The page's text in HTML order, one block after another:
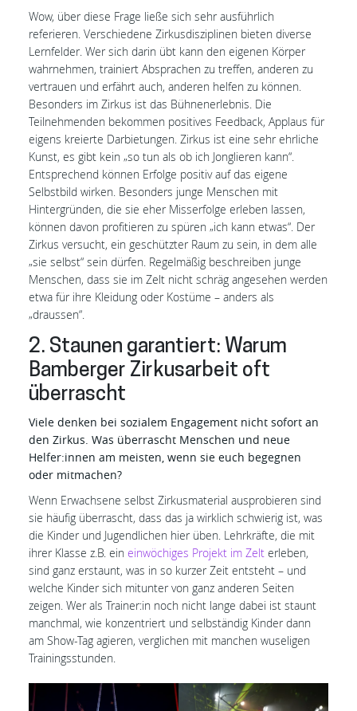
Wow, über diese Frage ließe sich sehr ausführlich
referieren. Verschiedene Zirkusdisziplinen bieten diverse
Lernfelder. Wer sich darin übt kann den eigenen Körper
wahrnehmen, trainiert Absprachen zu treffen, anderen zu
vertrauen und erfährt auch, anderen helfen zu können.
Besonders im Zirkus ist das Bühnenerlebnis. Die
Teilnehmenden bekommen positives Feedback, Applaus für
eigens kreierte Darbietungen. Zirkus ist eine sehr ehrliche
Kunst, es gibt kein „so tun als ob ich Jonglieren kann“.
Entsprechend können Erfolge positiv auf das eigene
Selbstbild wirken. Besonders junge Menschen mit
Hintergründen, die sie eher Misserfolge erleben lassen,
können davon profitieren zu spüren „ich kann etwas“. Der
Zirkus versucht, ein geschützter Raum zu sein, in dem alle
„sie selbst“ sein dürfen. Regelmäßig beschreiben junge
Menschen, dass sie im Zelt nicht schräg angesehen werden
etwa für ihre Kleidung oder Kostüme – anders als
„draussen“.
2. Staunen garantiert: Warum
Bamberger Zirkusarbeit oft
überrascht
Viele denken bei sozialem Engagement nicht sofort an
den Zirkus. Was überrascht Menschen und neue
Helfer:innen am meisten, wenn sie euch begegnen
oder mitmachen?
Wenn Erwachsene selbst Zirkusmaterial ausprobieren sind
sie häufig überrascht, dass das ja wirklich schwierig ist, was
die Kinder und Jugendlichen hier üben. Lehrkräfte, die mit
ihrer Klasse z.B. ein einwöchiges Projekt im Zelt erleben,
sind ganz erstaunt, was in so kurzer Zeit entsteht – und
welche Kinder sich mitunter von ganz anderen Seiten
zeigen. Wer als Trainer:in noch nicht lange dabei ist staunt
manchmal, wie konzentriert und selbständig Kinder dann
am Show-Tag agieren, verglichen mit manchen wuseligen
Trainingsstunden.